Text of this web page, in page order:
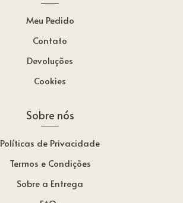
Meu Pedido
Contato
Devoluções
Cookies
Sobre nós
Políticas de Privacidade
Termos e Condições
Sobre a Entrega